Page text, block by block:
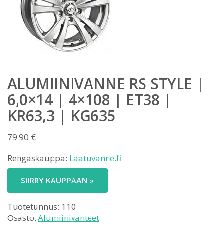
ALUMIINIVANNE RS STYLE |
6,0×14 | 4×108 | ET38 |
KR63,3 | KG635
79,90 €
Rengaskauppa: Laatuvanne.fi
SIIRRY KAUPPAAN »
Tuotetunnus: 110
Osasto: Alumiinivanteet